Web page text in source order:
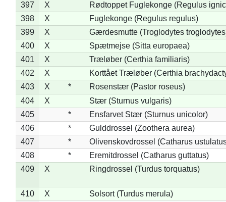
397
X
Rødtoppet Fuglekonge (Regulus
398
X
Fuglekonge (Regulus regulus)
399
X
Gærdesmutte (Troglodytes
400
X
Spætmejse (Sitta europaea)
401
X
Træløber (Certhia familiaris)
402
X
Korttået Træløber (Certhia
403
X *
Rosenstær (Pastor roseus)
404
X
Stær (Sturnus vulgaris)
405
*
Ensfarvet Stær (Sturnus unicolor)
406
*
Gulddrossel (Zoothera aurea)
407
*
Olivenskovdrossel (Catharus
408
*
Eremitdrossel (Catharus guttatus)
409
X Ringdrossel (Turdus torquatus)
410 X
Solsort (Turdus merula)